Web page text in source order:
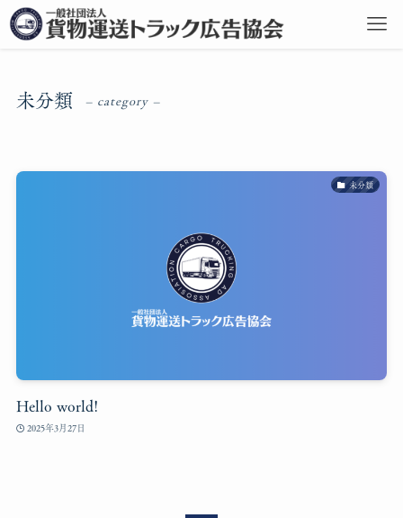
未分類 – category –
未分類
Hello world!
2025年3月27日